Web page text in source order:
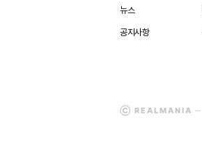
뉴스
공지사항
Ⓒ REALMANIA ─